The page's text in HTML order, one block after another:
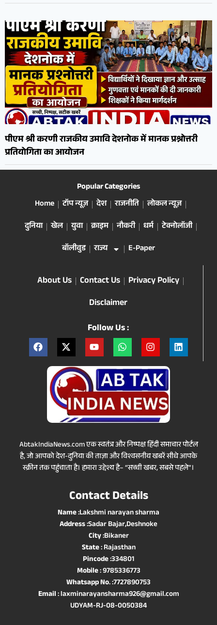
पीएम श्री करणी राजकीय उमावि देशनोक में मानक प्रश्नोत्तरी
प्रतियोगिता का आयोजन
Popular Categories
Home
टॉप न्यूज़ देश राजनीति
लोकल न्यूज़
दुनिया
खेल युवा क्राइम नौकरी धर्म
टेक्नोलॉजी
बॉलीवुड
राज्य E-Paper
About Us Contact Us
Privacy Policy
Disclaimer
Follow Us :
AbtakIndiaNews.com एक स्वतंत्र और निष्पक्ष हिंदी समाचार पोर्टल
है, जो आपको देश-दुनिया की ताज़ा और विश्वसनीय खबरें सीधे आपके
स्क्रीन तक पहुंचाता है। हमारा उद्देश्य है– “सच्ची खबर, सबसे पहले”।
Contact Details
Name:Lakshmi narayan sharma
Address:Sadar Bajar,Deshnoke
City:Bikaner
State: Rajasthan
Pincode:334801
Mobile: 9785336773
Whatsapp No. :7727890753
Email: laxminarayansharma926@gmail.com
UDYAM-RJ-08-0050384